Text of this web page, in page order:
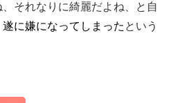
それなりに綺麗だよね、と自
遂に嫌になってしまった という